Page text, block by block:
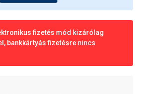
fizetés mód kizárólag
bankkártyás fizetésre nincs